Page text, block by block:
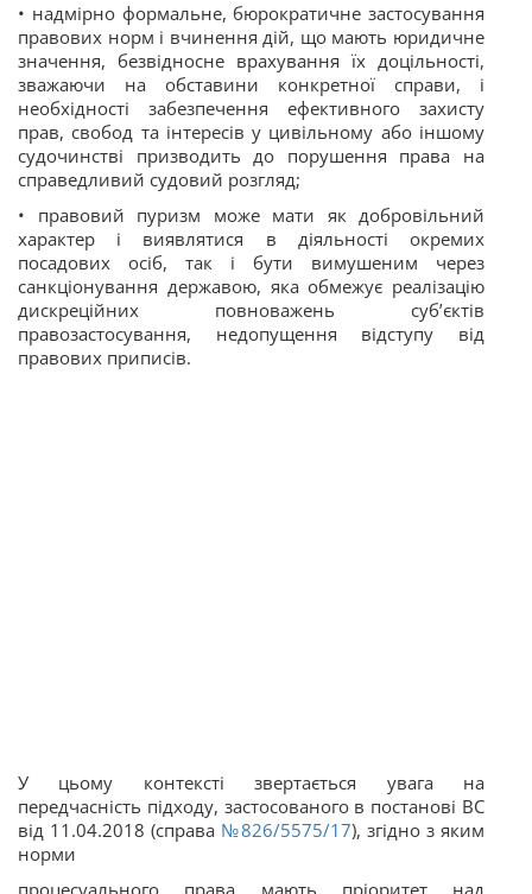
• надмірно формальне, бюрократичне застосування
правових норм і вчинення дій, що мають юридичне
значення, безвідносне врахування їх доцільності,
зважаючи на обставини конкретної справи, і
необхідності забезпечення ефективного захисту
прав, свобод та інтересів у цивільному або іншому
судочинстві призводить до порушення права на
справедливий судовий розгляд;
• правовий пуризм може мати як добровільний
характер і виявлятися в діяльності окремих
посадових осіб, так і бути вимушеним через
санкціонування державою, яка обмежує реалізацію
дискреційних повноважень суб’єктів
правозастосування, недопущення відступу від
правових приписів.
У цьому контексті звертається увага на
передчасність підходу, застосованого в постанові ВС
від 11.04.2018 (справа №826/5575/17), згідно з яким
норми
процесуального права мають пріоритет над